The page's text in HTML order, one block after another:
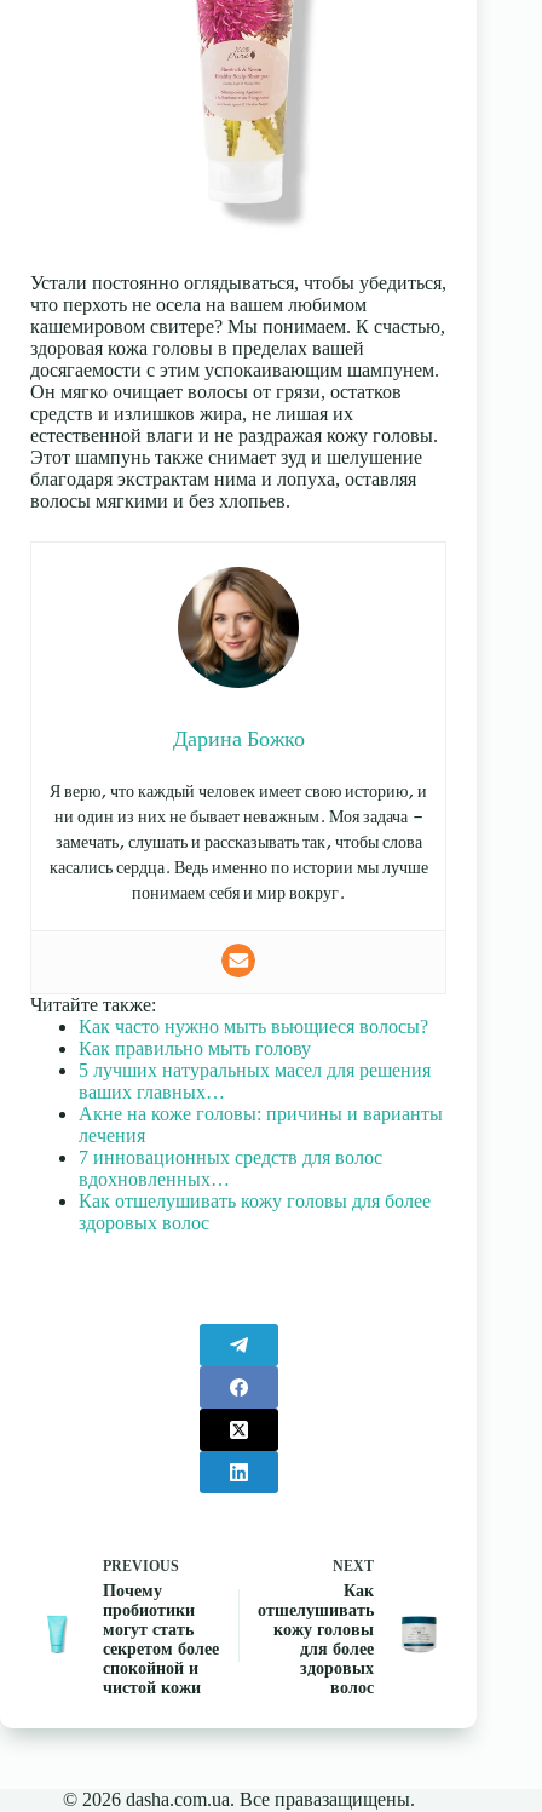
Устали постоянно оглядываться, чтобы убедиться,
что перхоть не осела на вашем любимом
кашемировом свитере? Мы понимаем. К счастью,
здоровая кожа головы в пределах вашей
досягаемости с этим успокаивающим шампунем.
Он мягко очищает волосы от грязи, остатков
средств и излишков жира, не лишая их
естественной влаги и не раздражая кожу головы.
Этот шампунь также снимает зуд и шелушение
благодаря экстрактам нима и лопуха, оставляя
волосы мягкими и без хлопьев.
Дарина Божко
Я верю, что каждый человек имеет свою историю, и
ни один из них не бывает неважным. Моя задача —
замечать, слушать и рассказывать так, чтобы слова
касались сердца. Ведь именно по истории мы лучше
понимаем себя и мир вокруг.
Читайте также:
Как часто нужно мыть вьющиеся волосы?
Как правильно мыть голову
5 лучших натуральных масел для решения
ваших главных…
Акне на коже головы: причины и варианты
лечения
7 инновационных средств для волос
вдохновленных…
Как отшелушивать кожу головы для более
здоровых волос
PREVIOUS
Почему
пробиотики
могут стать
секретом более
спокойной и
чистой кожи
NEXT
Как
отшелушивать
кожу головы
для более
здоровых
волос
© 2026 dasha.com.ua. Все правазащищены.